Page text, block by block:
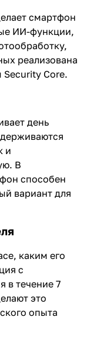
смартфон
ИИ-функции,
реализована
Core.
день
и
В
способен
вариант для
каким его
с
в течение 7
это
опыта